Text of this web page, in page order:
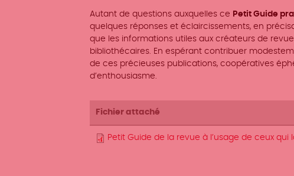
Autant de questions auxquelles ce Petit Guide
quelques réponses et éclaircissements, en
que les informations utiles aux créateurs de
bibliothécaires. En espérant contribuer
de ces précieuses publications, coopératives
d’enthousiasme.
Fichier attaché
Petit Guide de la revue à l’usage de ceux